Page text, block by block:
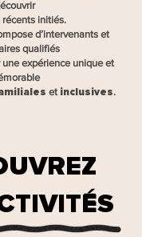
récents initiés.
d’intervenants et
qualifiés
expérience unique et
etinclusives.
É